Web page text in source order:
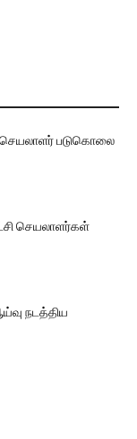
செயலாளர் படுகொலை
செயலாளர்கள்
நடத்திய